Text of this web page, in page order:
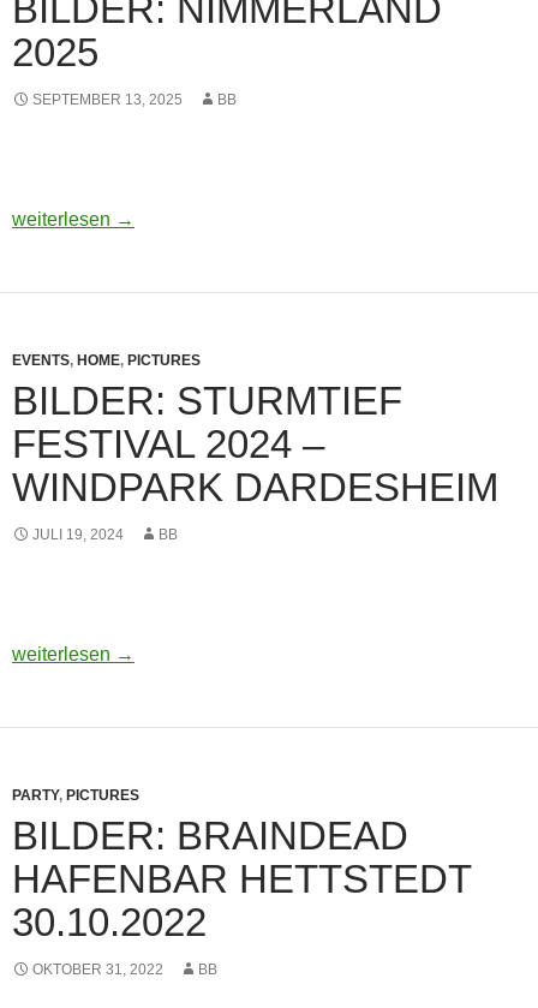
BILDER: NIMMERLAND
2025
SEPTEMBER 13, 2025 BB
BILDER: NIMMERLAND 2025
weiterlesen →
EVENTS, HOME, PICTURES
BILDER: STURMTIEF
FESTIVAL 2024 –
WINDPARK DARDESHEIM
JULI 19, 2024 BB
Bilder: Sturmtief Festival 2024 – Windpark Dardesheim
weiterlesen →
PARTY, PICTURES
BILDER: BRAINDEAD
HAFENBAR HETTSTEDT
30.10.2022
OKTOBER 31, 2022 BB